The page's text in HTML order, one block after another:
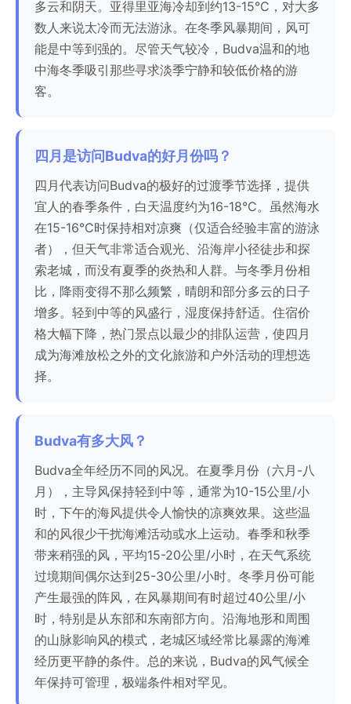
多云和阴天。亚得里亚海冷却到约13-15°C，对大多
数人来说太冷而无法游泳。在冬季风暴期间，风可
能是中等到强的。尽管天气较冷，Budva温和的地
中海冬季吸引那些寻求淡季宁静和较低价格的游
客。
四月是访问Budva的好月份吗？
四月代表访问Budva的极好的过渡季节选择，提供
宜人的春季条件，白天温度约为16-18°C。虽然海水
在15-16°C时保持相对凉爽（仅适合经验丰富的游泳
者），但天气非常适合观光、沿海岸小径徒步和探
索老城，而没有夏季的炎热和人群。与冬季月份相
比，降雨变得不那么频繁，晴朗和部分多云的日子
增多。轻到中等的风盛行，湿度保持舒适。住宿价
格大幅下降，热门景点以最少的排队运营，使四月
成为海滩放松之外的文化旅游和户外活动的理想选
择。
Budva有多大风？
Budva全年经历不同的风况。在夏季月份（六月-八
月），主导风保持轻到中等，通常为10-15公里/小
时，下午的海风提供令人愉快的凉爽效果。这些温
和的风很少干扰海滩活动或水上运动。春季和秋季
带来稍强的风，平均15-20公里/小时，在天气系统
过境期间偶尔达到25-30公里/小时。冬季月份可能
产生最强的阵风，在风暴期间有时超过40公里/小
时，特别是从东部和东南部方向。沿海地形和周围
的山脉影响风的模式，老城区域经常比暴露的海滩
经历更平静的条件。总的来说，Budva的风气候全
年保持可管理，极端条件相对罕见。